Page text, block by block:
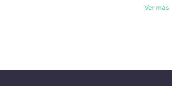
Ver más